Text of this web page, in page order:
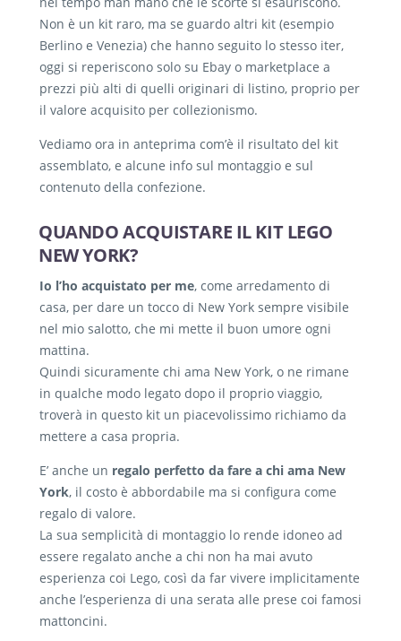
Non è un kit raro, ma se guardo altri kit (esempio
Berlino e Venezia) che hanno seguito lo stesso iter,
oggi si reperiscono solo su Ebay o marketplace a
prezzi più alti di quelli originari di listino, proprio per
il valore acquisito per collezionismo.
Vediamo ora in anteprima com’è il risultato del kit
assemblato, e alcune info sul montaggio e sul
contenuto della confezione.
QUANDO ACQUISTARE IL KIT LEGO
NEW YORK?
Io l’ho acquistato per me, come arredamento di
casa, per dare un tocco di New York sempre visibile
nel mio salotto, che mi mette il buon umore ogni
mattina.
Quindi sicuramente chi ama New York, o ne rimane
in qualche modo legato dopo il proprio viaggio,
troverà in questo kit un piacevolissimo richiamo da
mettere a casa propria.
E’ anche un regalo perfetto da fare a chi ama New
York, il costo è abbordabile ma si configura come
regalo di valore.
La sua semplicità di montaggio lo rende idoneo ad
essere regalato anche a chi non ha mai avuto
esperienza coi Lego, così da far vivere implicitamente
anche l’esperienza di una serata alle prese coi famosi
mattoncini.